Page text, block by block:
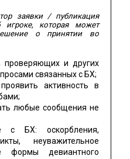
заявки / публикация
которая может
о принятии во
проверяющих и других
связанных с БХ;
активность в
любые сообщения не
с БХ: оскорбления,
неуважительное
девиантного